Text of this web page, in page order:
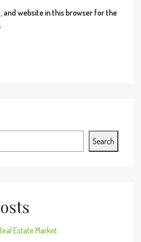
and website in this browser for the
Search
Estate Market